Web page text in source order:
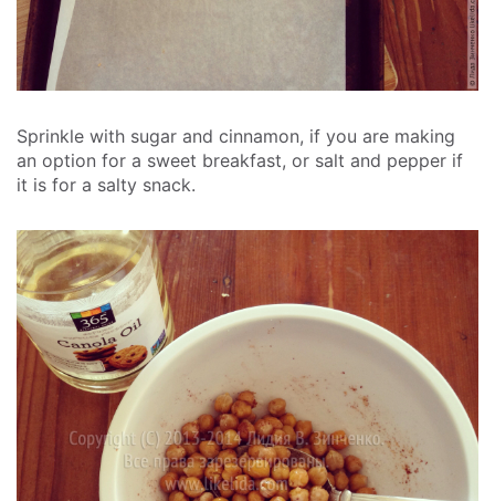
Sprinkle with sugar and cinnamon, if you are making
an option for a sweet breakfast, or salt and pepper if
it is for a salty snack.